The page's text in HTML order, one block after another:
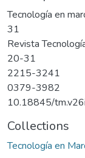
Tecnología en
31
Revista
20-31
2215-3241
0379-3982
10.18845/
Collections
Tecnología en